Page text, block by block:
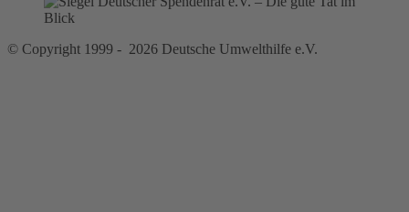
© Copyright 1999 - 2026 Deutsche Umwelthilfe e.V.